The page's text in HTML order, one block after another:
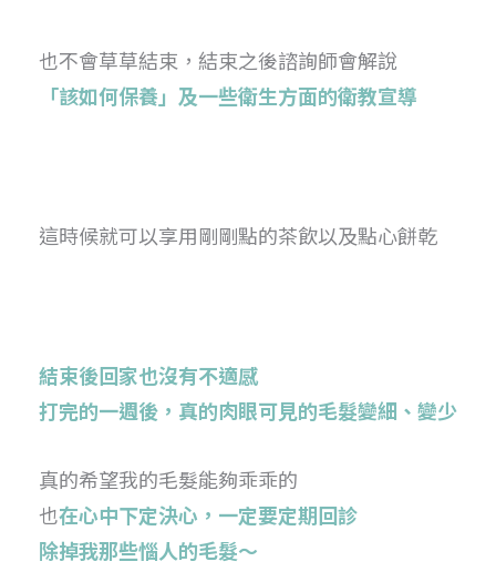
也不會草草結束，結束之後諮詢師會解說
「該如何保養」及一些衛生方面的衛教宣導
這時候就可以享用剛剛點的茶飲以及點心餅乾
結束後回家也沒有不適感
打完的一週後，真的肉眼可見的毛髮變細、變少
真的希望我的毛髮能夠乖乖的
也在心中下定決心，一定要定期回診
除掉我那些惱人的毛髮～